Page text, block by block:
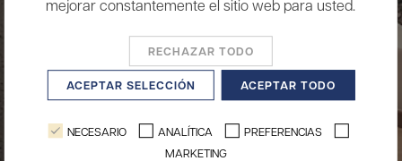
mejorar constantemente el sitio web para usted.
RECHAZAR TODO
ACEPTAR SELECCIÓN ACEPTAR TODO
NECESARIO ANALÍTICA
PREFERENCIAS
MARKETING